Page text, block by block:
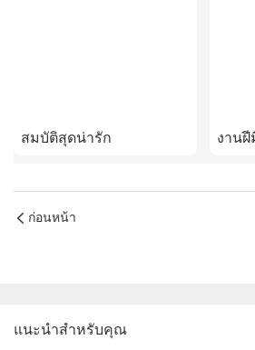
สมบัติสุดน่ารัก งาน
ก่อนหน้า
แนะนำสำหรับคุณ